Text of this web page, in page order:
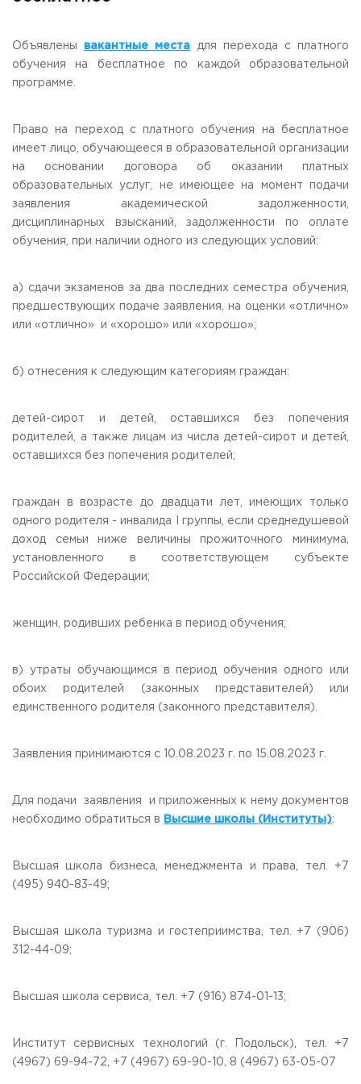
Контакты
Федеральный ресурсный центр
Федеральное учебно-методическое объединение в
системе ВО
Федеральное учебно-методическое объединение в
системе СПО
Профком
Конкурс ППС
ЗАКАЗАТЬ ОБРАТНЫЙ ЗВОНОК
Городской округ
Пушкинский,
ТЕЛЕФОНЫ
+7 (495) 940 83 00
+7 (495) 940 83 58 - Приемная комиссия
E-MAIL
info@rguts.ru
ГРАФИК И РЕЖИМ РАБОТЫ
пн-чт: с 09:00 до 18:00;
Приемная комиссия
вс: выходной.
Объявлены вакантные места для перехода с платного
обучения на бесплатное по каждой образовательной
программе.
Право на переход с платного обучения на бесплатное
имеет лицо, обучающееся в образовательной организации
на основании договора об оказании платных
образовательных услуг, не имеющее на момент подачи
заявления академической задолженности,
дисциплинарных взысканий, задолженности по оплате
обучения, при наличии одного из следующих условий:
а) сдачи экзаменов за два последних семестра обучения,
предшествующих подаче заявления, на оценки «отлично»
или «отлично» и «хорошо» или «хорошо»;
б) отнесения к следующим категориям граждан:
детей-сирот и детей, оставшихся без попечения
родителей, а также лицам из числа детей-сирот и детей,
оставшихся без попечения родителей;
граждан в возрасте до двадцати лет, имеющих только
одного родителя - инвалида I группы, если среднедушевой
доход семьи ниже величины прожиточного минимума,
установленного в соответствующем субъекте
Российской Федерации;
женщин, родивших ребенка в период обучения;
в) утраты обучающимся в период обучения одного или
обоих родителей (законных представителей) или
единственного родителя (законного представителя).
Заявления принимаются с 10.08.2023 г. по 15.08.2023 г.
Для подачи заявления и приложенных к нему документов
необходимо обратиться в
Высшие школы (Институты):
Высшая школа бизнеса, менеджмента и права, тел. +7
(495) 940-83-49;
Высшая школа туризма и гостеприимства, тел. +7 (906)
312-44-09;
Высшая школа сервиса, тел. +7 (916) 874-01-13;
Институт сервисных технологий (г. Подольск), тел. +7
(4967) 69-94-72, +7 (4967) 69-90-10, 8 (4967) 63-05-07